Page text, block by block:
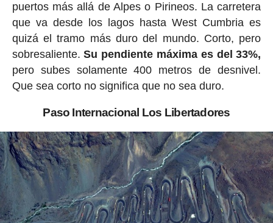
puertos más allá de Alpes o Pirineos. La carretera
que va desde los lagos hasta West Cumbria es
quizá el tramo más duro del mundo. Corto, pero
sobresaliente.Su pendiente máxima es del 33%,
pero subes solamente 400 metros de desnivel.
Que sea corto no significa que no sea duro.
Paso Internacional Los Libertadores